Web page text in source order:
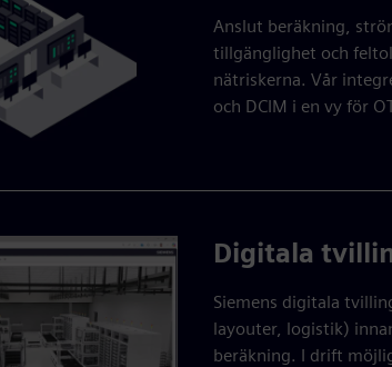
Anslut beräkning,
tillgänglighet och
nätriskerna. Vår
och DCIM i en vy för
Digitala
Siemens digitala
layouter, logistik)
beräkning. I drift